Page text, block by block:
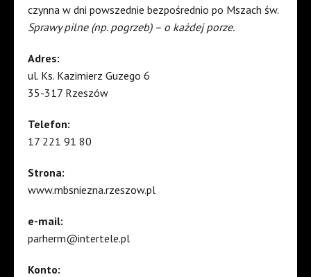
czynna w dni powszednie bezpośrednio po Mszach św.
Sprawy pilne (np. pogrzeb) – o każdej porze.
Adres:
ul. Ks. Kazimierz Guzego 6
35-317 Rzeszów
Telefon:
17 221 91 80
Strona:
www.mbsniezna.rzeszow.pl
e-mail:
parherm@intertele.pl
Konto: